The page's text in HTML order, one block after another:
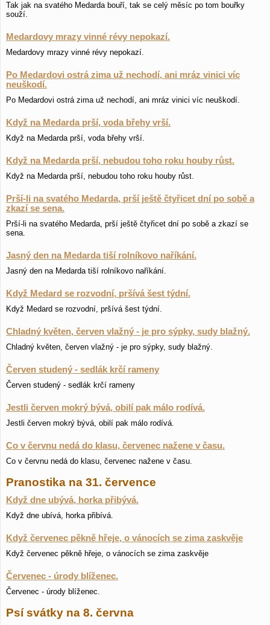
Tak jak na svatého Medarda bouří, tak se celý měsíc po tom bouřky
souží.
Medardovy mrazy vinné révy nepokazí.
Medardovy mrazy vinné révy nepokazí.
Po Medardovi ostrá zima už nechodí, ani mráz vinici víc
neuškodí.
Po Medardovi ostrá zima už nechodí, ani mráz vinici víc neuškodí.
Když na Medarda prší, voda břehy vrší.
Když na Medarda prší, voda břehy vrší.
Když na Medarda prší, nebudou toho roku houby růst.
Když na Medarda prší, nebudou toho roku houby růst.
Prší-li na svatého Medarda, prší ještě čtyřicet dní po sobě a
zkazí se sena.
Prší-li na svatého Medarda, prší ještě čtyřicet dní po sobě a zkazí se
sena.
Jasný den na Medarda tiší rolníkovo naříkání.
Jasný den na Medarda tiší rolníkovo naříkání.
Když Medard se rozvodní, pršívá šest týdní.
Když Medard se rozvodní, pršívá šest týdní.
Chladný květen, červen vlažný - je pro sýpky, sudy blažný.
Chladný květen, červen vlažný - je pro sýpky, sudy blažný.
Červen studený - sedlák krčí rameny
Červen studený - sedlák krčí rameny
Jestli červen mokrý bývá, obilí pak málo rodívá.
Jestli červen mokrý bývá, obilí pak málo rodívá.
Co v červnu nedá do klasu, červenec nažene v času.
Co v červnu nedá do klasu, červenec nažene v času.
Pranostika na 31. července
Když dne ubývá, horka přibývá.
Když dne ubívá, horka přibívá.
Když červenec pěkně hřeje, o vánocích se zima zaskvěje
Když červenec pěkně hřeje, o vánocích se zima zaskvěje
Červenec - úrody blíženec.
Červenec - úrody blíženec.
Psí svátky na 8. června